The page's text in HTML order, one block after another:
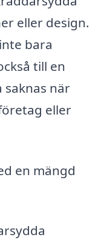
eller design.
bara
till en
saknas när
eller
en mängd